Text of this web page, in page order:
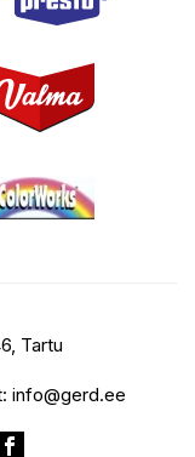
Tartu
info@gerd.ee